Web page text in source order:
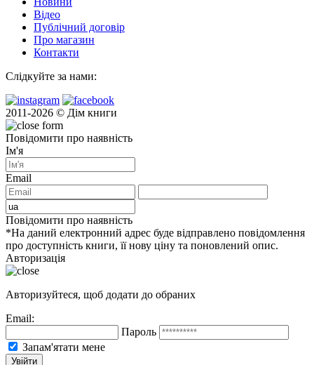
Відео
Публічний договір
Про магазин
Контакти
Слідкуйте за нами:
2011-2026 © Дім книги
Повідомити про наявність
Ім'я
Email
Повідомити про наявність
*На даний електронний адрес буде відправлено повідомлення
про доступність книги, її нову ціну та поновлений опис.
Авторизація
Авторизуйтеся, щоб додати до обраних
Email:
Пароль
Запам'ятати мене